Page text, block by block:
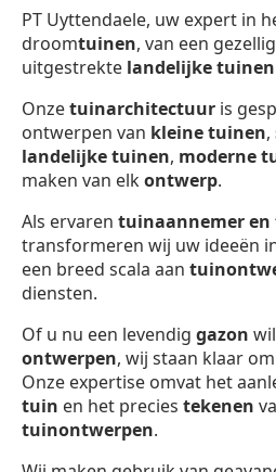
PT Uyttendaele, uw expert in
droomtuinen, van een
uitgestrekte landelijke tuinen
Onzetuinarchitectuur is
ontwerpen van kleine tuinen,
landelijke tuinen, moderne
maken van elkontwerp.
Als ervaren tuinaannemer
transformeren wij uw ideeën
een breed scala aan
diensten.
Of u nu een levendig gazon
ontwerpen, wij staan klaar
Onze expertise omvat het
tuin en het precies tekenen
tuinontwerpen.